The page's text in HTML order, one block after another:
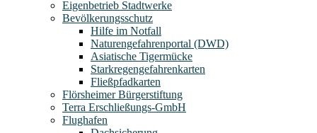
Eigenbetrieb Stadtwerke
Bevölkerungsschutz
Hilfe im Notfall
Naturengefahrenportal (DWD)
Asiatische Tigermücke
Starkregengefahrenkarten
Fließpfadkarten
Flörsheimer Bürgerstiftung
Terra Erschließungs-GmbH
Flughafen